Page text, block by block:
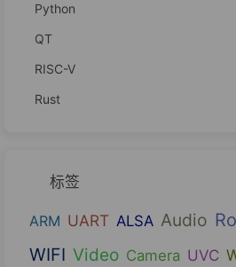
Python
QT
RISC-V
Rust
标签
ARM UART ALSA Audio
WIFI Video Camera UVC